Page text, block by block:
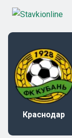
Краснодар